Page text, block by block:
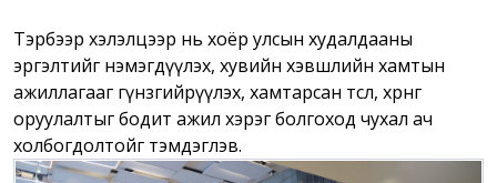
Тэрбээр хэлэлцээр нь хоёр улсын худалдааны
эргэлтийг нэмэгдүүлэх, хувийн хэвшлийн хамтын
ажиллагааг гүнзгийрүүлэх, хамтарсан төсөл, хөрөнгө
оруулалтыг бодит ажил хэрэг болгоход чухал ач
холбогдолтойг тэмдэглэв.